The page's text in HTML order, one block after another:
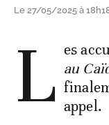
Le 27/05/2025 à
L es
au
appel.